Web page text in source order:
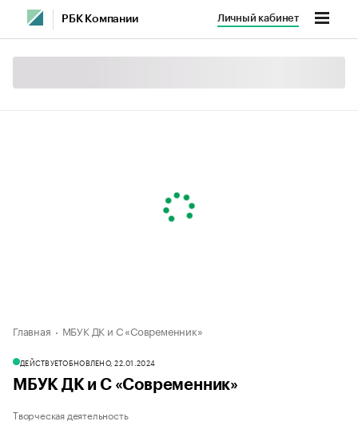
РБК Компании Личный кабинет
Главная МБУК ДК и С «Современник»
ДЕЙСТВУЕТОБНОВЛЕНО, 22.01.2024
МБУК ДК и С «Современник»
Творческая деятельность